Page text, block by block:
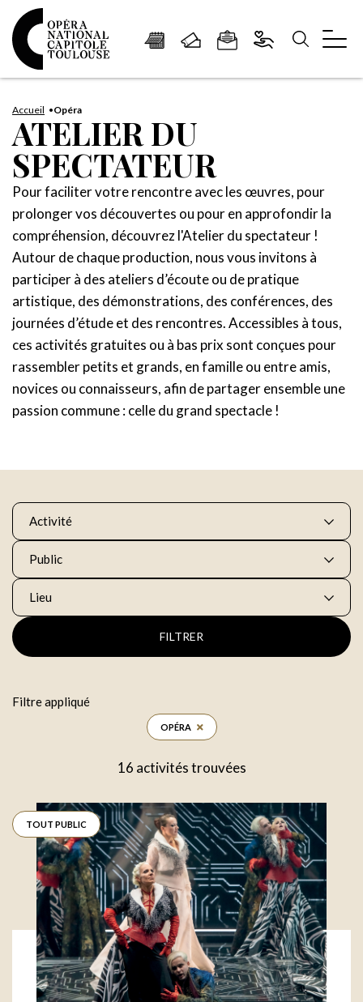
Panneau de gestion des cookies
au
contenu
principal
la
navigation
la
recherche
Accueil Opéra
ATELIER DU
SPECTATEUR
Pour faciliter votre rencontre avec les œuvres, pour
prolonger vos découvertes ou pour en approfondir la
compréhension, découvrez l'Atelier du spectateur !
Autour de chaque production, nous vous invitons à
participer à des ateliers d’écoute ou de pratique
artistique, des démonstrations, des conférences, des
journées d’étude et des rencontres. Accessibles à tous,
ces activités gratuites ou à bas prix sont conçues pour
rassembler petits et grands, en famille ou entre amis,
novices ou connaisseurs, afin de partager ensemble une
passion commune : celle du grand spectacle !
Activité
Public
Lieu
FILTRER
Filtre appliqué
OPÉRA
16 activités trouvées
TOUT PUBLIC